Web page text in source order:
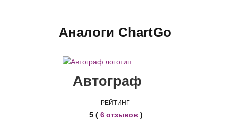
Аналоги ChartGo
Автограф
РЕЙТИНГ
5 ( 6 отзывов )